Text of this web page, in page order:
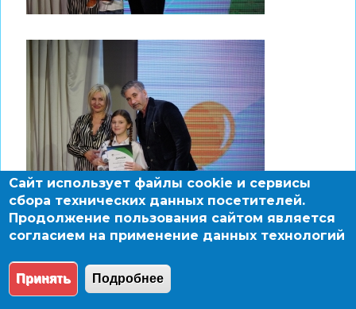
Сайт использует файлы cookie и сервисы
сбора технических данных посетителей.
Продолжение пользования сайтом является
согласием на применение данных технологий
Принять Подробнее